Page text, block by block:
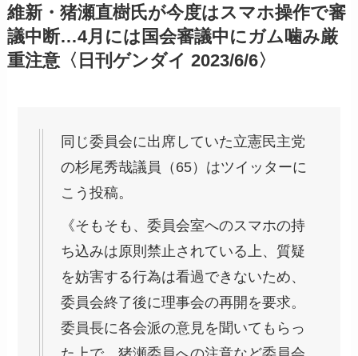
維新・猪瀬直樹氏が今度はスマホ操作で審
議中断…4月には国会審議中にガム噛み厳
重注意〈日刊ゲンダイ 2023/6/6〉
同じ委員会に出席していた立憲民主党
の杉尾秀哉議員（65）はツイッターに
こう投稿。
《そもそも、委員会室へのスマホの持
ち込みは原則禁止されている上、質疑
を妨害する行為は看過できないため、
委員会終了後に理事会の再開を要求。
委員長に各会派の意見を聞いてもらっ